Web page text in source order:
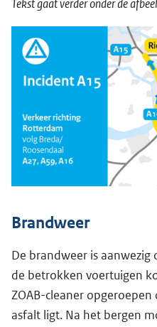
Tekst gaat verder onder de
Brandweer
De brandweer is
de betrokken voertuigen
ZOAB-cleaner
asfalt ligt. Na het bergen